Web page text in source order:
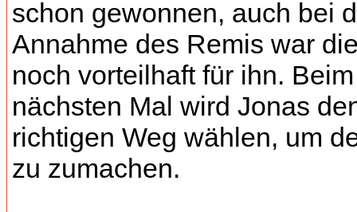
schon gewonnen, auch bei
Annahme des Remis war
noch vorteilhaft für ihn. Beim
nächsten Mal wird Jonas
richtigen Weg wählen, um
zu zumachen.